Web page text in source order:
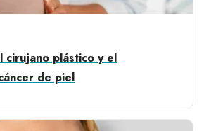
cirujano plástico y el
de piel